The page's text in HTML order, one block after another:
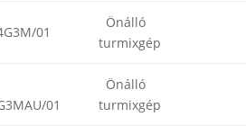
01
Önálló
turmixgép
01
Önálló
turmixgép